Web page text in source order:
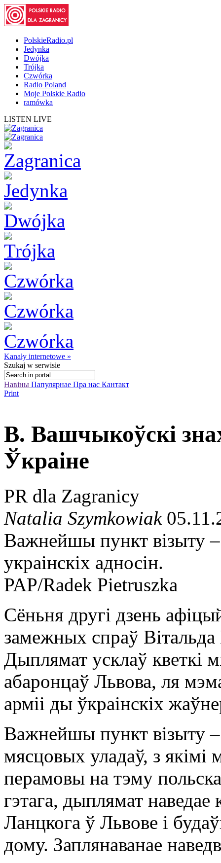
PolskieRadio.pl
Jedynka
Dwójka
Trójka
Czwórka
Radio Poland
Moje Polskie Radio
ramówka
LISTEN LIVE
Kanały internetowe »
Szukaj w serwisie
Навіны Папулярнае Пра нас Кантакт
Print
В. Вашчыкоўскі
Ўкраіне
PR dla Zagranicy
Natalia Szymkowiak
Важнейшы пункт візыту
украінскіх адносін.
PAP/Radek Pietruszka
Сёньня другі дзень
замежных спраў
Дыплямат усклаў кветкі
абаронцаў Львова, ля
арміі ды ўкраінскіх
Важнейшы пункт візыту –
мясцовых уладаў, з якімі
перамовы на тэму
гэтага, дыплямат
Ланцкога ў Львове і
дому. Заплянаванае